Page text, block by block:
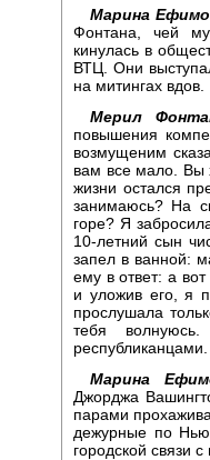
Марина
Фонтана, чей
кинулась в
ВТЦ. Они
на митингах
Мерил
повышения
возмущеним
вам все мало. Вы
жизни остался
занимаюсь? На
горе? Я
10-летний сын
запел в ванной:
ему в ответ: а
и уложив его, я
прослушала
тебя
Марина
Джорджа
парами
дежурные по
городской связи